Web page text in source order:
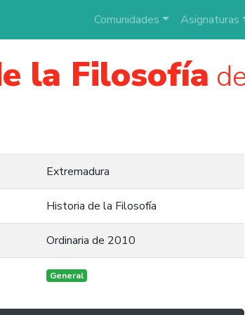
Comunidades Asignaturas
la Filosofía
Extremadura
Historia de la Filosofía
Ordinaria de 2010
General